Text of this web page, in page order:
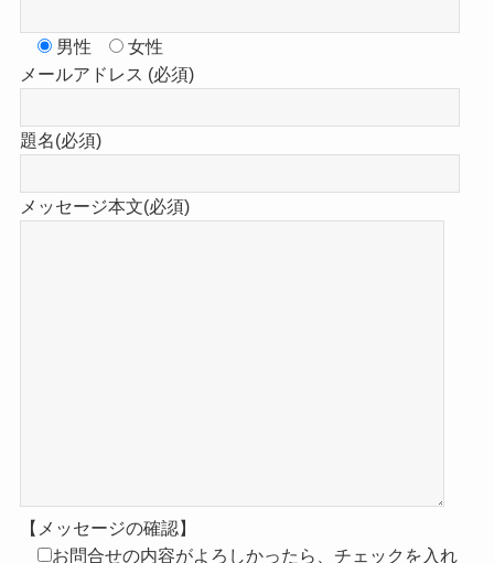
男性
女性
メールアドレス (必須)
題名(必須)
メッセージ本文(必須)
【メッセージの確認】
お問合せの内容がよろしかったら、チェックを入れ